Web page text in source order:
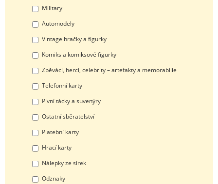
Military
Automodely
Vintage hračky a figurky
Komiks a komiksové figurky
Zpěváci, herci, celebrity – artefakty a memorabilie
Telefonní karty
Pivní tácky a suvenýry
Ostatní sběratelství
Platební karty
Hrací karty
Nálepky ze sirek
Odznaky